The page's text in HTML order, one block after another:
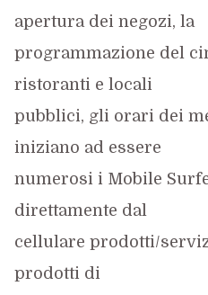
apertura dei negozi, la
programmazione del
ristoranti e locali
pubblici, gli orari dei
iniziano ad essere
numerosi i Mobile
direttamente dal
cellulare prodotti/
prodotti di